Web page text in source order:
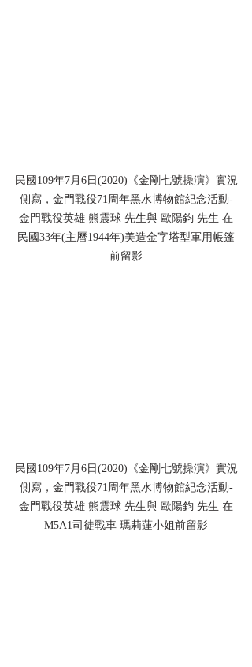
民國109年7月6日(2020)《金剛七號操演》實況
側寫，金門戰役71周年黑水博物館紀念活動-
金門戰役英雄 熊震球 先生與 歐陽鈞 先生 在
民國33年(主曆1944年)美造金字塔型軍用帳篷
前留影
民國109年7月6日(2020)《金剛七號操演》實況
側寫，金門戰役71周年黑水博物館紀念活動-
金門戰役英雄 熊震球 先生與 歐陽鈞 先生 在
M5A1司徒戰車 瑪莉蓮小姐前留影